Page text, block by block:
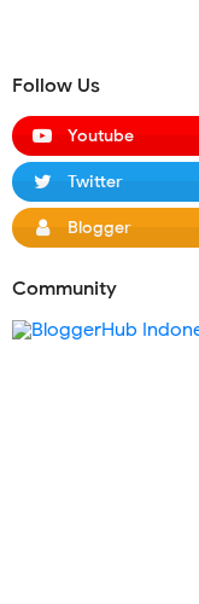
Follow Us
Youtube
Twitter
Blogger
Community